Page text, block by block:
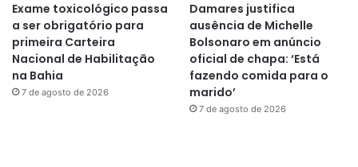
Exame toxicológico passa
a ser obrigatório para
primeira Carteira
Nacional de Habilitação
na Bahia
7 de agosto de 2026
Damares justifica
ausência de Michelle
Bolsonaro em anúncio
oficial de chapa: ‘Está
fazendo comida para o
marido’
7 de agosto de 2026